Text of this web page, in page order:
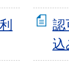
認
込